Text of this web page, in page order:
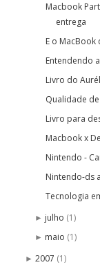
Macbook
entrega
E o MacBook
Entendendo
Livro do
Qualidade
Livro para
Macbook x
Nintendo -
Nintendo-ds
Tecnologia
► julho (1)
► maio (1)
► 2007 (1)